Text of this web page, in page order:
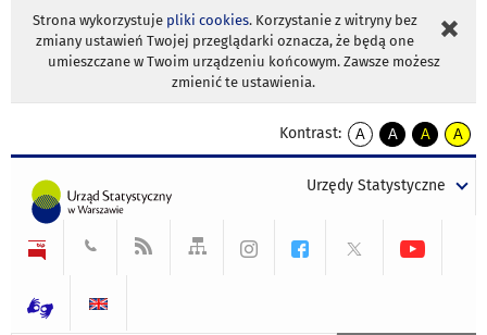
Strona wykorzystuje pliki cookies. Korzystanie z witryny bez
zmiany ustawień Twojej przeglądarki oznacza, że będą one
umieszczane w Twoim urządzeniu końcowym. Zawsze możesz
zmienić te ustawienia.
Kontrast:
A
kontrast
A
kontrast
tekst
czarnym
A
kontrast
tekst
czarnym
A
tekst
żółtym
Urzędy Statystyczne